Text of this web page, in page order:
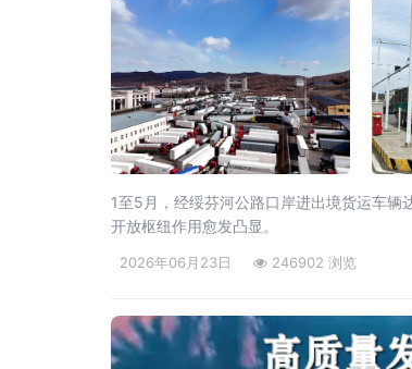
1至5月，经绥芬河公路口岸进出境货运车
开放枢纽作用愈发凸显。
2026年06月23日 246902 浏览